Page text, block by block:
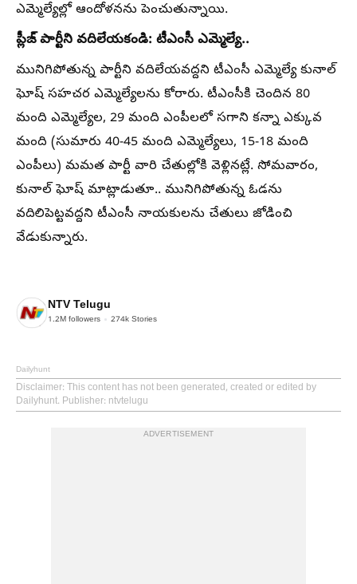
ఎమ్మెల్యేల్లో ఆందోళనను పెంచుతున్నాయి.
ప్లీజ్ పార్టీని వదిలేయకండి: టీఎంసీ ఎమ్మెల్యే..
మునిగిపోతున్న పార్టీని వదిలేయవద్దని టీఎంసీ ఎమ్మెల్యే కునాల్
ఘోష్ సహచర ఎమ్మెల్యేలను కోరారు. టీఎంసీకి చెందిన 80
మంది ఎమ్మెల్యేల, 29 మంది ఎంపీలలో సగాని కన్నా ఎక్కువ
మంది (సుమారు 40-45 మంది ఎమ్మెల్యేలు, 15-18 మంది
ఎంపీలు) మమత పార్టీ వారి చేతుల్లోకి వెళ్లినట్లే. సోమవారం,
కునాల్ ఘోష్ మాట్లాడుతూ.. మునిగిపోతున్న ఓడను
వదిలిపెట్టవద్దని టీఎంసీ నాయకులను చేతులు జోడించి
వేడుకున్నారు.
NTV Telugu
1.2M followers 274k Stories
Dailyhunt
Disclaimer: This content has not been generated, created or edited by
Dailyhunt. Publisher: ntvtelugu
ADVERTISEMENT